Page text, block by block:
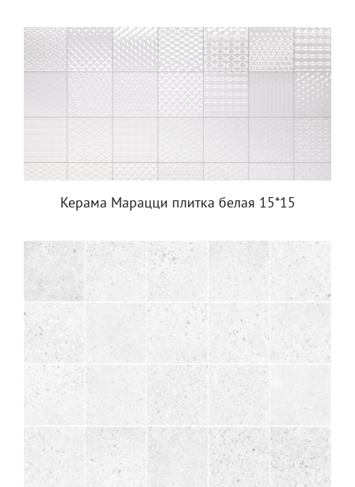
Керама Марацци плитка белая 15*15